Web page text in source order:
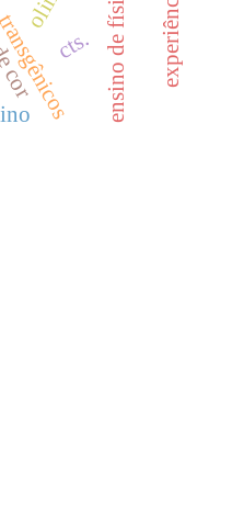
cor cts. ensino de física